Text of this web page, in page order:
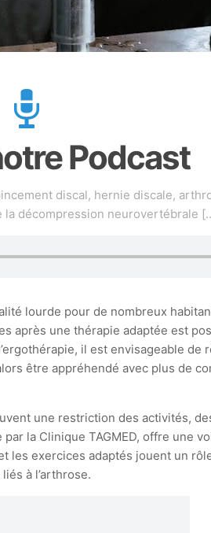
Podcast
discal, hernie discale,
décompression neurovertébrale
lourde pour de nombreux
une thérapie adaptée est
il est envisageable
être appréhendé avec plus de
une restriction des activités,
la Clinique TAGMED, offre une
exercices adaptés jouent un
à l’arthrose.